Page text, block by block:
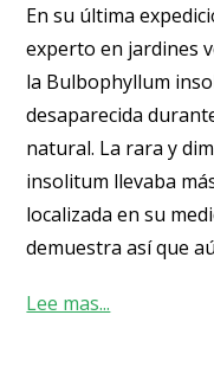
En su última
experto en jardines
la Bulbophyllum
desaparecida
natural. La rara y
insolitum llevaba
localizada en su
demuestra así que
Lee mas...